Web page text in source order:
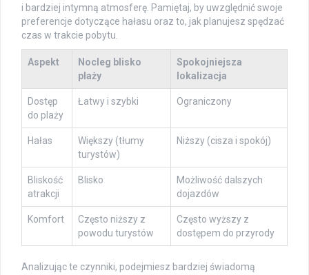
i bardziej intymną atmosferę. Pamiętaj, by uwzględnić swoje
preferencje dotyczące hałasu oraz to, jak planujesz spędzać
czas w trakcie pobytu.
Aspekt
Nocleg blisko
plaży
Spokojniejsza
lokalizacja
Dostęp
do plaży
Łatwy i szybki Ograniczony
Hałas
Większy (tłumy
turystów)
Niższy (cisza i spokój)
Bliskość
atrakcji
Blisko
Możliwość dalszych
dojazdów
Komfort
Często niższy z
powodu turystów
Często wyższy z
dostępem do przyrody
Analizując te czynniki, podejmiesz bardziej świadomą